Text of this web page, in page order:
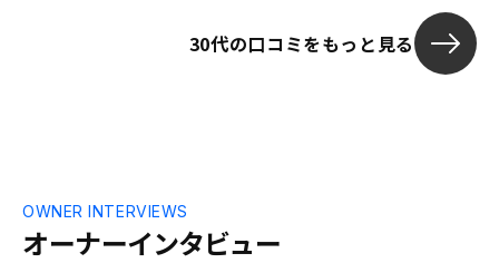
点等はライン
すので、大変
地場所の相場
30代の口コミをもっと見る
オーナーインタビュー
OWNER INTERVIEWS